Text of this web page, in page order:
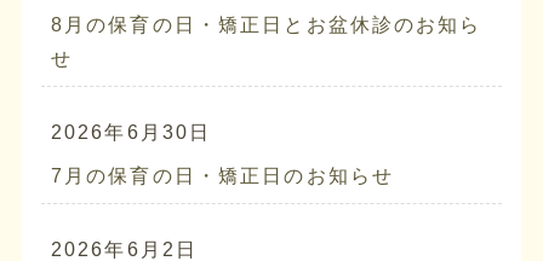
8月の保育の日・矯正日とお盆休診のお知ら
せ
2026年6月30日
7月の保育の日・矯正日のお知らせ
2026年6月2日